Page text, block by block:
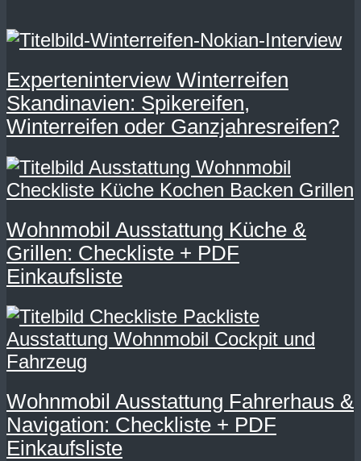
Experteninterview Winterreifen
Skandinavien: Spikereifen,
Winterreifen oder Ganzjahresreifen?
Wohnmobil Ausstattung Küche &
Grillen: Checkliste + PDF
Einkaufsliste
Wohnmobil Ausstattung Fahrerhaus &
Navigation: Checkliste + PDF
Einkaufsliste